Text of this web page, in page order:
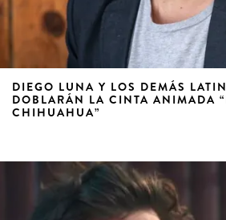
DIEGO LUNA Y LOS DEMÁS
DOBLARÁN LA CINTA ANIMADA
CHIHUAHUA”